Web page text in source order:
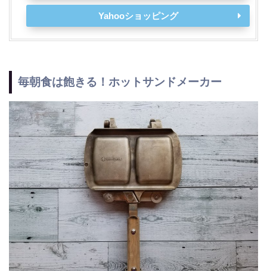
Yahooショッピング
毎朝食は飽きる！ホットサンドメーカー